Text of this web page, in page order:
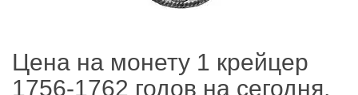
Цена на монету 1 крейцер
1756-1762 годов на сегодня,